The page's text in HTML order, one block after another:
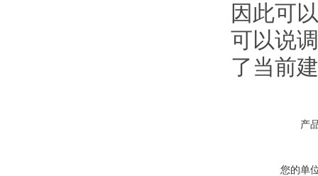
因此可
可以说
了当前
产
您的单